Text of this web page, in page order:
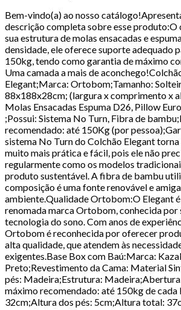
Bem-vindo(a) ao nosso
descrição completa sobre esse produto:O
sua estrutura de molas ensacadas e
densidade, ele oferece suporte adequado
150kg, tendo como garantia de máximo
Uma camada a mais de
Elegant;Marca: Ortobom;Tamanho:
88x188x28cm; (largura x comprimento x
Molas Ensacadas Espuma D26, Pillow
;Possui: Sistema No Turn, Fibra de
recomendado: até 150Kg (por
sistema No Turn do Colchão Elegant torna
muito mais prática e fácil, pois ele não
regularmente como os modelos
produto sustentável. A fibra de bambu
composição é uma fonte renovável e
ambiente.Qualidade Ortobom:O Elegant
renomada marca Ortobom, conhecida por
tecnologia do sono. Com anos de
Ortobom é reconhecida por oferecer
alta qualidade, que atendem às
exigentes.Base Box com Baú:Marca:
Preto;Revestimento da Cama: Material
pés: Madeira;Estrutura:
máximo recomendado: até 150kg de cada
32cm;Altura dos pés: 5cm;Altura total: